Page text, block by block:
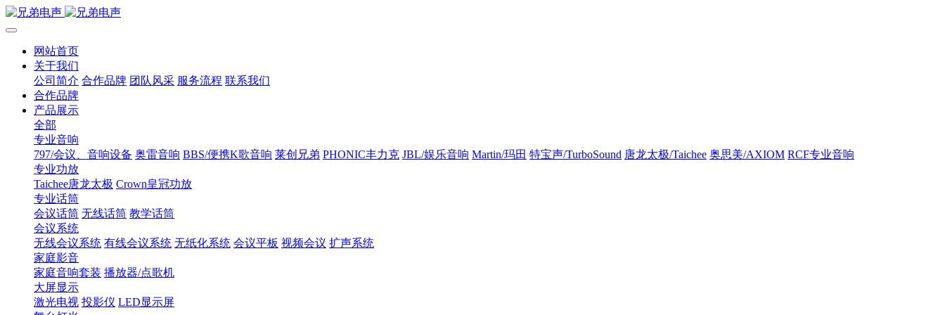
网站首页
关于我们
公司简介 合作品牌 团队风采 服务流程 联系我们
合作品牌
产品展示
全部
专业音响
797/会议、音响设备 奥雷音响 BBS/便携K歌音响 莱创兄弟 PHONIC丰力克 JBL/娱乐音响 Martin/玛田 特宝声/TurboSound 唐龙太极/Taichee 奥思美/AXIOM RCF专业音响
专业功放
Taichee唐龙太极 Crown皇冠功放
专业话筒
会议话筒 无线话筒 教学话筒
会议系统
无线会议系统 有线会议系统 无纸化系统 会议平板 视频会议 扩声系统
家庭影音
家庭音响套装 播放器/点歌机
大屏显示
激光电视 投影仪 LED显示屏